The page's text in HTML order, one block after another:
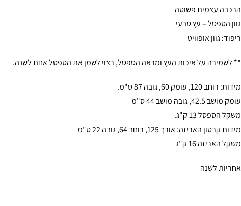
הרכבה עצמית פשוטה
גוון הספסל – עץ טבעי
ריפוד: גוון אופוויט
** לשמירה על איכות העץ ומראה הספסל, רצוי לשמן את הספסל אחת לשנה.
מידות: רוחב 120, עומק 60, גובה 87 ס"מ.
עומק מושב 42.5, גובה מושב 44 ס"מ
משקל הספסל 13 ק"ג.
מידות קרטון האריזה: אורך 125, רוחב 64, גובה 22 ס"מ
משקל האריזה 16 ק"ג
אחריות לשנה